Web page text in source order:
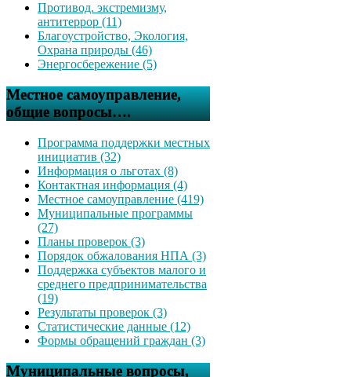
Противод. экстремизму,
антитеррор (11)
Благоустройство, Экология,
Охрана природы (46)
Энергосбережение (5)
Местное самоуправление,
общие вопросы….
Программа поддержки местных
инициатив (32)
Информация о льготах (8)
Контактная информация (4)
Местное самоуправление (419)
Муниципальные программы
(27)
Планы проверок (3)
Порядок обжалования НПА (3)
Поддержка субъектов малого и
среднего предпринимательства
(19)
Результаты проверок (3)
Статистические данные (12)
Формы обращений граждан (3)
Муниципальные вопросы,